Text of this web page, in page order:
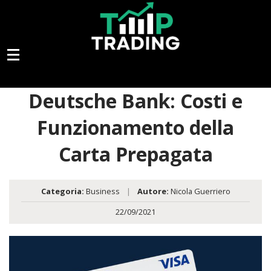
Deutsche Bank: Costi e
Funzionamento della
Carta Prepagata
Categoria: Business | Autore: Nicola Guerriero
22/09/2021